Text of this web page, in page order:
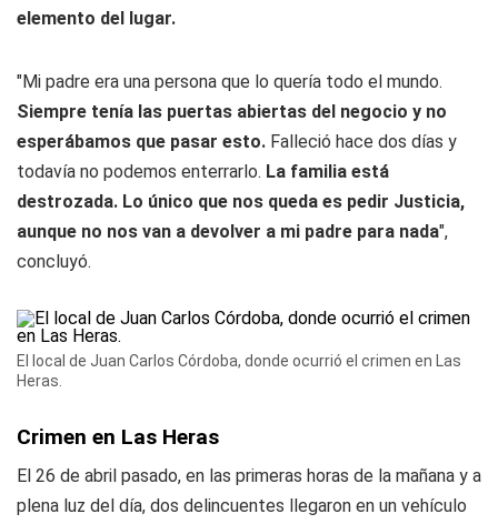
elemento del lugar.
"Mi padre era una persona que lo quería todo el mundo.
Siempre tenía las puertas abiertas del negocio y no
esperábamos que pasar esto. Falleció hace dos días y
todavía no podemos enterrarlo. La familia está
destrozada. Lo único que nos queda es pedir Justicia,
aunque no nos van a devolver a mi padre para nada",
concluyó.
El local de Juan Carlos Córdoba, donde ocurrió el crimen en Las
Heras.
Crimen en Las Heras
El 26 de abril pasado, en las primeras horas de la mañana y a
plena luz del día, dos delincuentes llegaron en un vehículo